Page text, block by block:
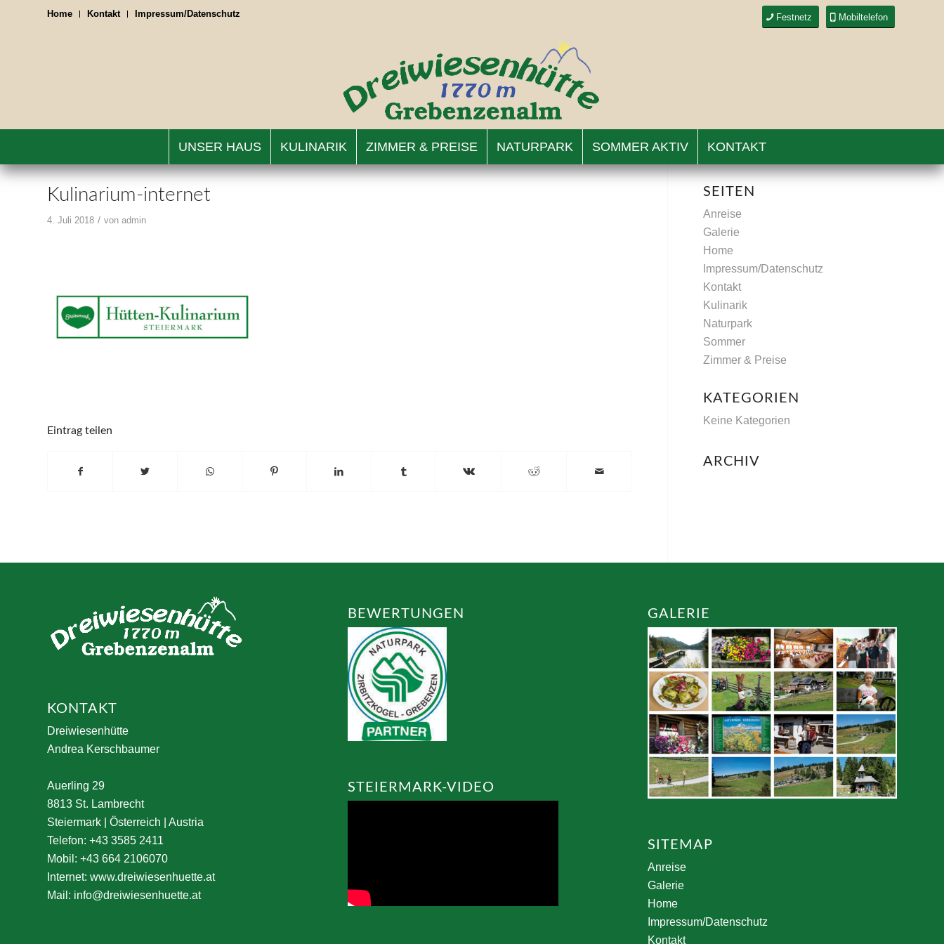
Home Kontakt Impressum/Datenschutz Festnetz Mobiltelefon
UNSER HAUS KULINARIK ZIMMER & PREISE NATURPARK SOMMER AKTIV KONTAKT
Kulinarium-internet
4. Juli 2018 / von admin
Eintrag teilen
SEITEN
Anreise
Galerie
Home
Impressum/Datenschutz
Kontakt
Kulinarik
Naturpark
Sommer
Zimmer & Preise
KATEGORIEN
Keine Kategorien
ARCHIV
KONTAKT
Dreiwiesenhütte
Andrea Kerschbaumer
Auerling 29
8813 St. Lambrecht
Steiermark | Österreich | Austria
Telefon: +43 3585 2411
Mobil: +43 664 2106070
Internet: www.dreiwiesenhuette.at
Mail: info@dreiwiesenhuette.at
BEWERTUNGEN
STEIERMARK-VIDEO
GALERIE
SITEMAP
Anreise
Galerie
Home
Impressum/Datenschutz
Kontakt